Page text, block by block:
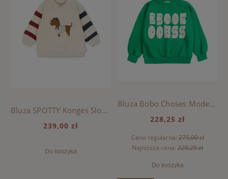
Bluza SPOTTY Konges Sloejd - BROWN RICE
239,00 zł
Do koszyka
Bluza Bobo Choses Modern, BOBO CHOSES - GREEN
228,25 zł
Cena regularna:275,00 zł
Najniższa cena: 228,25 zł
Do koszyka